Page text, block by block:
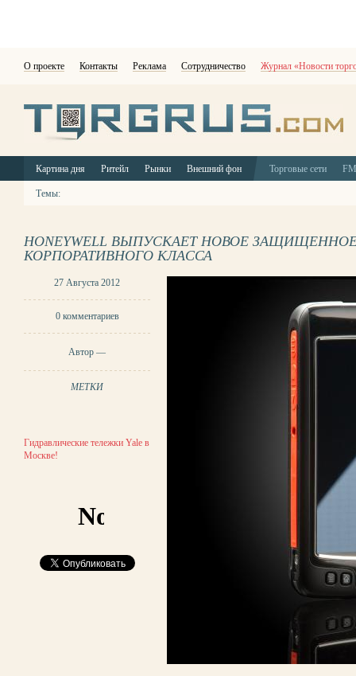
О проекте Контакты Реклама Сотрудничество Журнал «Новости
Картина дня Ритейл Рынки Внешний фон Торговые сети
Темы:
HONEYWELL ВЫПУСКАЕТ НОВОЕ
КОРПОРАТИВНОГО КЛАССА
27 Августа 2012
0 комментариев
Автор —
МЕТКИ
Гидравлические тележки Yale в
Москве!